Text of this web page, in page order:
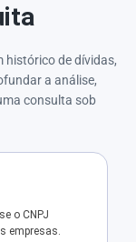
histórico de dívidas,
a análise,
consulta sob
o CNPJ
empresas.